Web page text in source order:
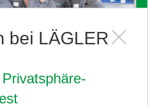
bei LÄGLER